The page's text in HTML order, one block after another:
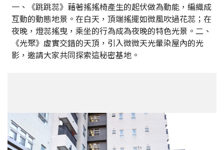
一、《跳跳蕊》藉著搖搖椅產生的起伏做為動能，編織成
互動的動態地景。在白天，頂端搖擺如微風吹過花蕊；在
夜晚，燈蕊搖曳，乘坐的行為成為夜晚的特色光景。二、
《光聚》虛實交錯的天頂，引入微微天光暈染屋內的光
影，邀請大家共同探索這秘密基地。